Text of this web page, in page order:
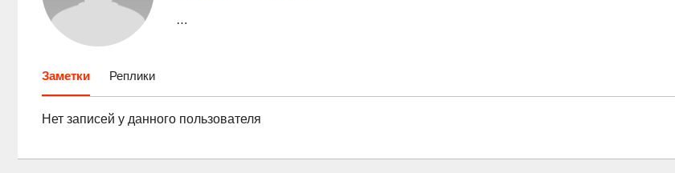
…
Заметки Реплики
Нет записей у данного пользователя